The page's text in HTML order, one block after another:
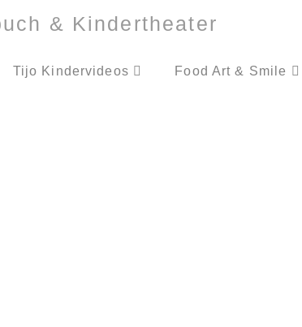
Tijo Kindervideos Food Art & Smile